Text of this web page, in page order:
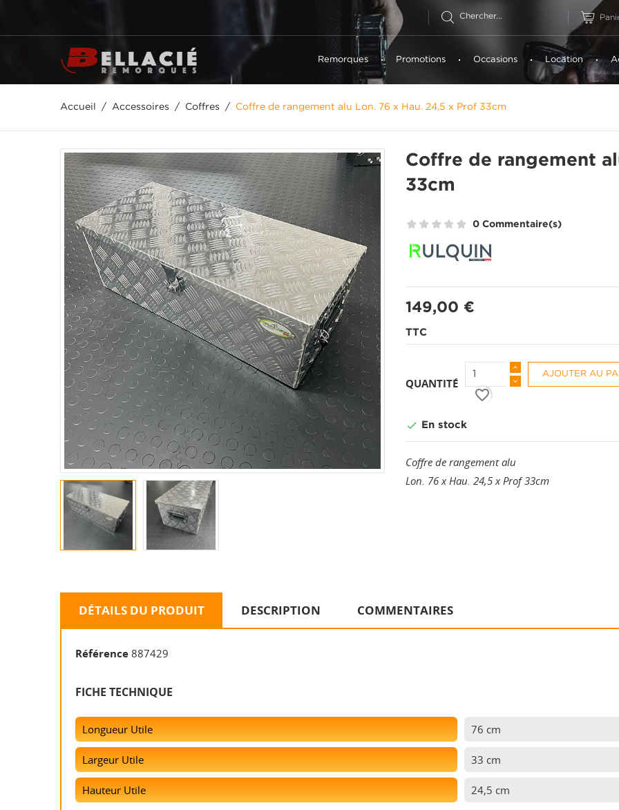
Remorques Promotions Occasions Location
Accueil Accessoires Coffres Coffre de rangement alu Lon. 76 x Hau. 24,5 x Prof 33cm
Coffre de rangement
33cm
0 Commentaire(s)
149,00 €
TTC
QUANTITÉ
AJOUTER AU
favorite_border
 En stock
Coffre de rangement alu
Lon. 76 x Hau. 24,5 x Prof 33cm
DÉTAILS DU PRODUIT DESCRIPTION COMMENTAIRES
Référence 887429
FICHE TECHNIQUE
Longueur Utile 76 cm
Largeur Utile 33 cm
Hauteur Utile 24,5 cm